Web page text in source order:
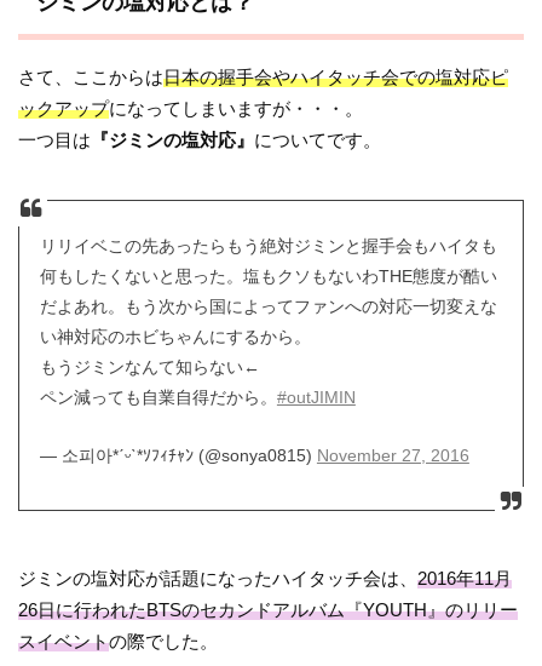
さて、ここからは日本の握手会やハイタッチ会での塩対応ピ
ックアップになってしまいますが・・・。
一つ目は 『ジミンの塩対応』 についてです。
リリイベこの先あったらもう絶対ジミンと握手会もハイタも
何もしたくないと思った。塩もクソもないわTHE態度が酷い
だよあれ。もう次から国によってファンへの対応一切変えな
い神対応のホビちゃんにするから。
もうジミンなんて知らない←
ペン減っても自業自得だから。 #outJIMIN
— 소피아*ˊᵕˋ*ｿﾌｨﾁｬﾝ (@sonya0815) November 27, 2016
ジミンの塩対応が話題になったハイタッチ会は、2016年11月
26日に行われたBTSのセカンドアルバム『YOUTH』のリリー
スイベントの際でした。